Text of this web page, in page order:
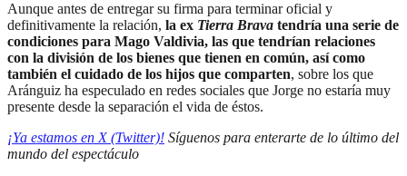
Aunque antes de entregar su firma para terminar oficial y
definitivamente la relación, la ex Tierra Brava tendría una serie de
condiciones para Mago Valdivia, las que tendrían relaciones
con la división de los bienes que tienen en común, así como
también el cuidado de los hijos que comparten, sobre los que
Aránguiz ha especulado en redes sociales que Jorge no estaría muy
presente desde la separación el vida de éstos.
¡Ya estamos en X (Twitter)! Síguenos para enterarte de lo último del
mundo del espectáculo